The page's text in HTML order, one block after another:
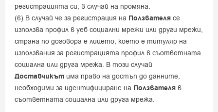
регистрацията си, в случай на промяна.
(6) В случай че за регистрация на Ползвателя се
използва профил в уеб социални мрежи или други мрежи,
страна по договора е лицето, което е титуляр на
използвания за регистрацията профил в съответната
социална или друга мрежа. В този случай
Доставчикът има право на достъп до данните,
необходими за идентифициране на Ползвателя в
съответната социална или друга мрежа.